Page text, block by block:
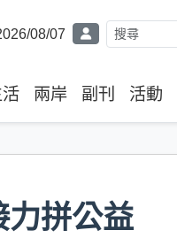
08/07
兩岸 副刊 活動
拼公益